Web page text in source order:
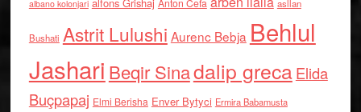
albano kolonjari Anton Cefa asllan
Bushati Astrit Lulushi Aurenc Bebja Behlul
Jashari Beqir Sinadalip grecaElida
Buçpapaj Elmi Berisha Enver Bytyci Ermira Babamusta